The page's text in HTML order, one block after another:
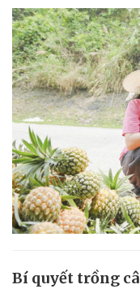
Bí quyết trồng